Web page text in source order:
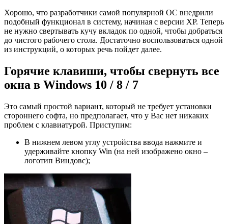
Хорошо, что разработчики самой популярной ОС внедрили
подобный функционал в систему, начиная с версии XP. Теперь
не нужно свертывать кучу вкладок по одной, чтобы добраться
до чистого рабочего стола. Достаточно воспользоваться одной
из инструкций, о которых речь пойдет далее.
Горячие клавиши, чтобы свернуть все
окна в Windows 10 / 8 / 7
Это самый простой вариант, который не требует установки
стороннего софта, но предполагает, что у Вас нет никаких
проблем с клавиатурой. Приступим:
В нижнем левом углу устройства ввода нажмите и
удерживайте кнопку Win (на ней изображено окно –
логотип Виндовс);